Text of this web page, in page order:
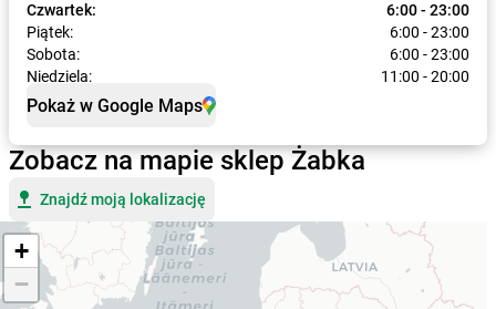
Czwartek:
6:00 - 23:00
Piątek:
6:00 - 23:00
Sobota:
6:00 - 23:00
Niedziela:
11:00 - 20:00
Pokaż w Google Maps
Zobacz na mapie sklep Żabka
Znajdź moją lokalizację
+
−